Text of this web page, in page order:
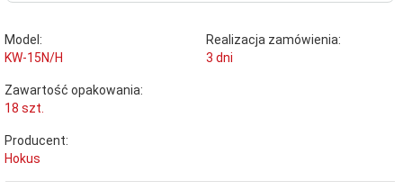
Model:
KW-15N/H
Realizacja zamówienia:
3 dni
Zawartość opakowania:
18 szt.
Producent:
Hokus